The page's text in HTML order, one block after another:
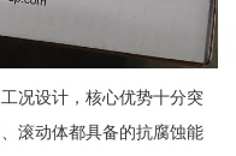
况设计，核心优势十分突
滚动体都具备的抗腐蚀能